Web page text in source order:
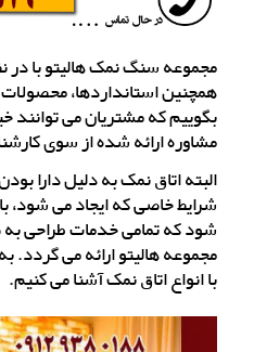
مجموعه سنگ نمک هالیتو با در
همچنین استانداردها،
بگوییم که مشتریان می توانند
مشاوره ارائه شده از سوی
البته اتاق نمک به دلیل دارا
شرایط خاصی که ایجاد می شود،
شود که تمامی خدمات طراحی
مجموعه هالیتو ارائه می گردد.
با انواع اتاق نمک آشنا می کنیم.